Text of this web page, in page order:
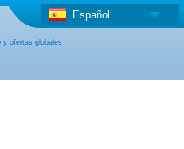
y ofertas globales
Español